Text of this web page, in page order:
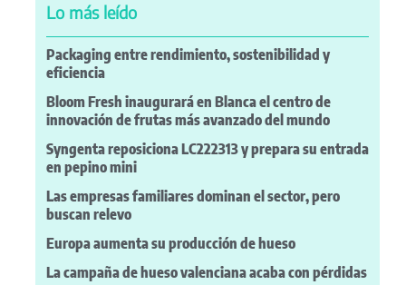
Lo más leído
Packaging entre rendimiento, sostenibilidad y
eficiencia
Bloom Fresh inaugurará en Blanca el centro de
innovación de frutas más avanzado del mundo
Syngenta reposiciona LC222313 y prepara su entrada
en pepino mini
Las empresas familiares dominan el sector, pero
buscan relevo
Europa aumenta su producción de hueso
La campaña de hueso valenciana acaba con pérdidas